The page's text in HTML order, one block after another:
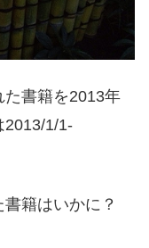
た書籍を2013年
2013/1/1-
籍はいかに？